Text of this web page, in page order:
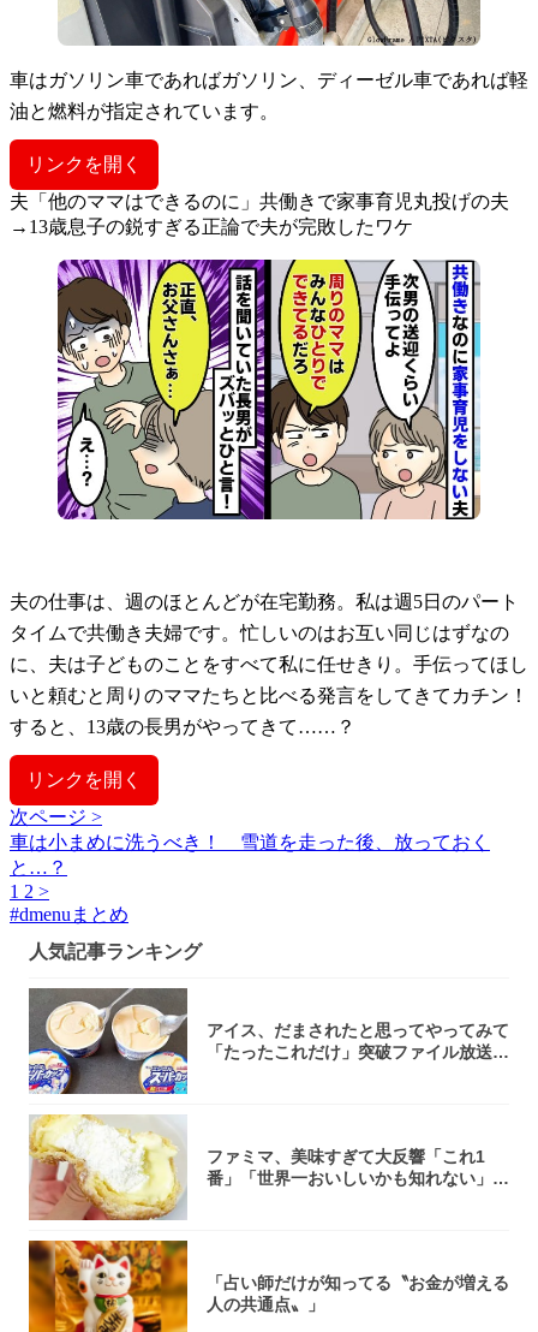
車はガソリン車であればガソリン、ディーゼル車であれば軽
油と燃料が指定されています。
リンクを開く
夫「他のママはできるのに」共働きで家事育児丸投げの夫
→13歳息子の鋭すぎる正論で夫が完敗したワケ
夫の仕事は、週のほとんどが在宅勤務。私は週5日のパート
タイムで共働き夫婦です。忙しいのはお互い同じはずなの
に、夫は子どものことをすべて私に任せきり。手伝ってほし
いと頼むと周りのママたちと比べる発言をしてきてカチン！
すると、13歳の長男がやってきて……？
リンクを開く
次ページ >
車は小まめに洗うべき！ 雪道を走った後、放っておく
と…？
1 2 >
#dmenuまとめ
人気記事ランキング
アイス、だまされたと思ってやってみて
「たったこれだけ」突破ファイル放送で
ファミマ、美味すぎて大反響「これ1
番」「世界一おいしいかも知れない」
「占い師だけが知ってる〝お金が増える
人の共通点〟」